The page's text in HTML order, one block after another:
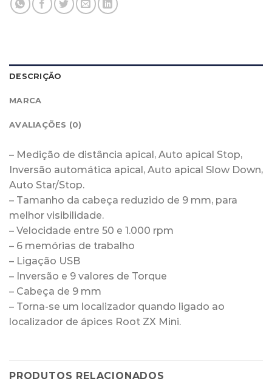
DESCRIÇÃO
MARCA
AVALIAÇÕES (0)
– Medição de distância apical, Auto apical Stop,
Inversão automática apical, Auto apical Slow Down,
Auto Star/Stop.
– Tamanho da cabeça reduzido de 9 mm, para
melhor visibilidade.
– Velocidade entre 50 e 1.000 rpm
– 6 memórias de trabalho
– Ligação USB
– Inversão e 9 valores de Torque
– Cabeça de 9 mm
– Torna-se um localizador quando ligado ao
localizador de ápices Root ZX Mini.
PRODUTOS RELACIONADOS